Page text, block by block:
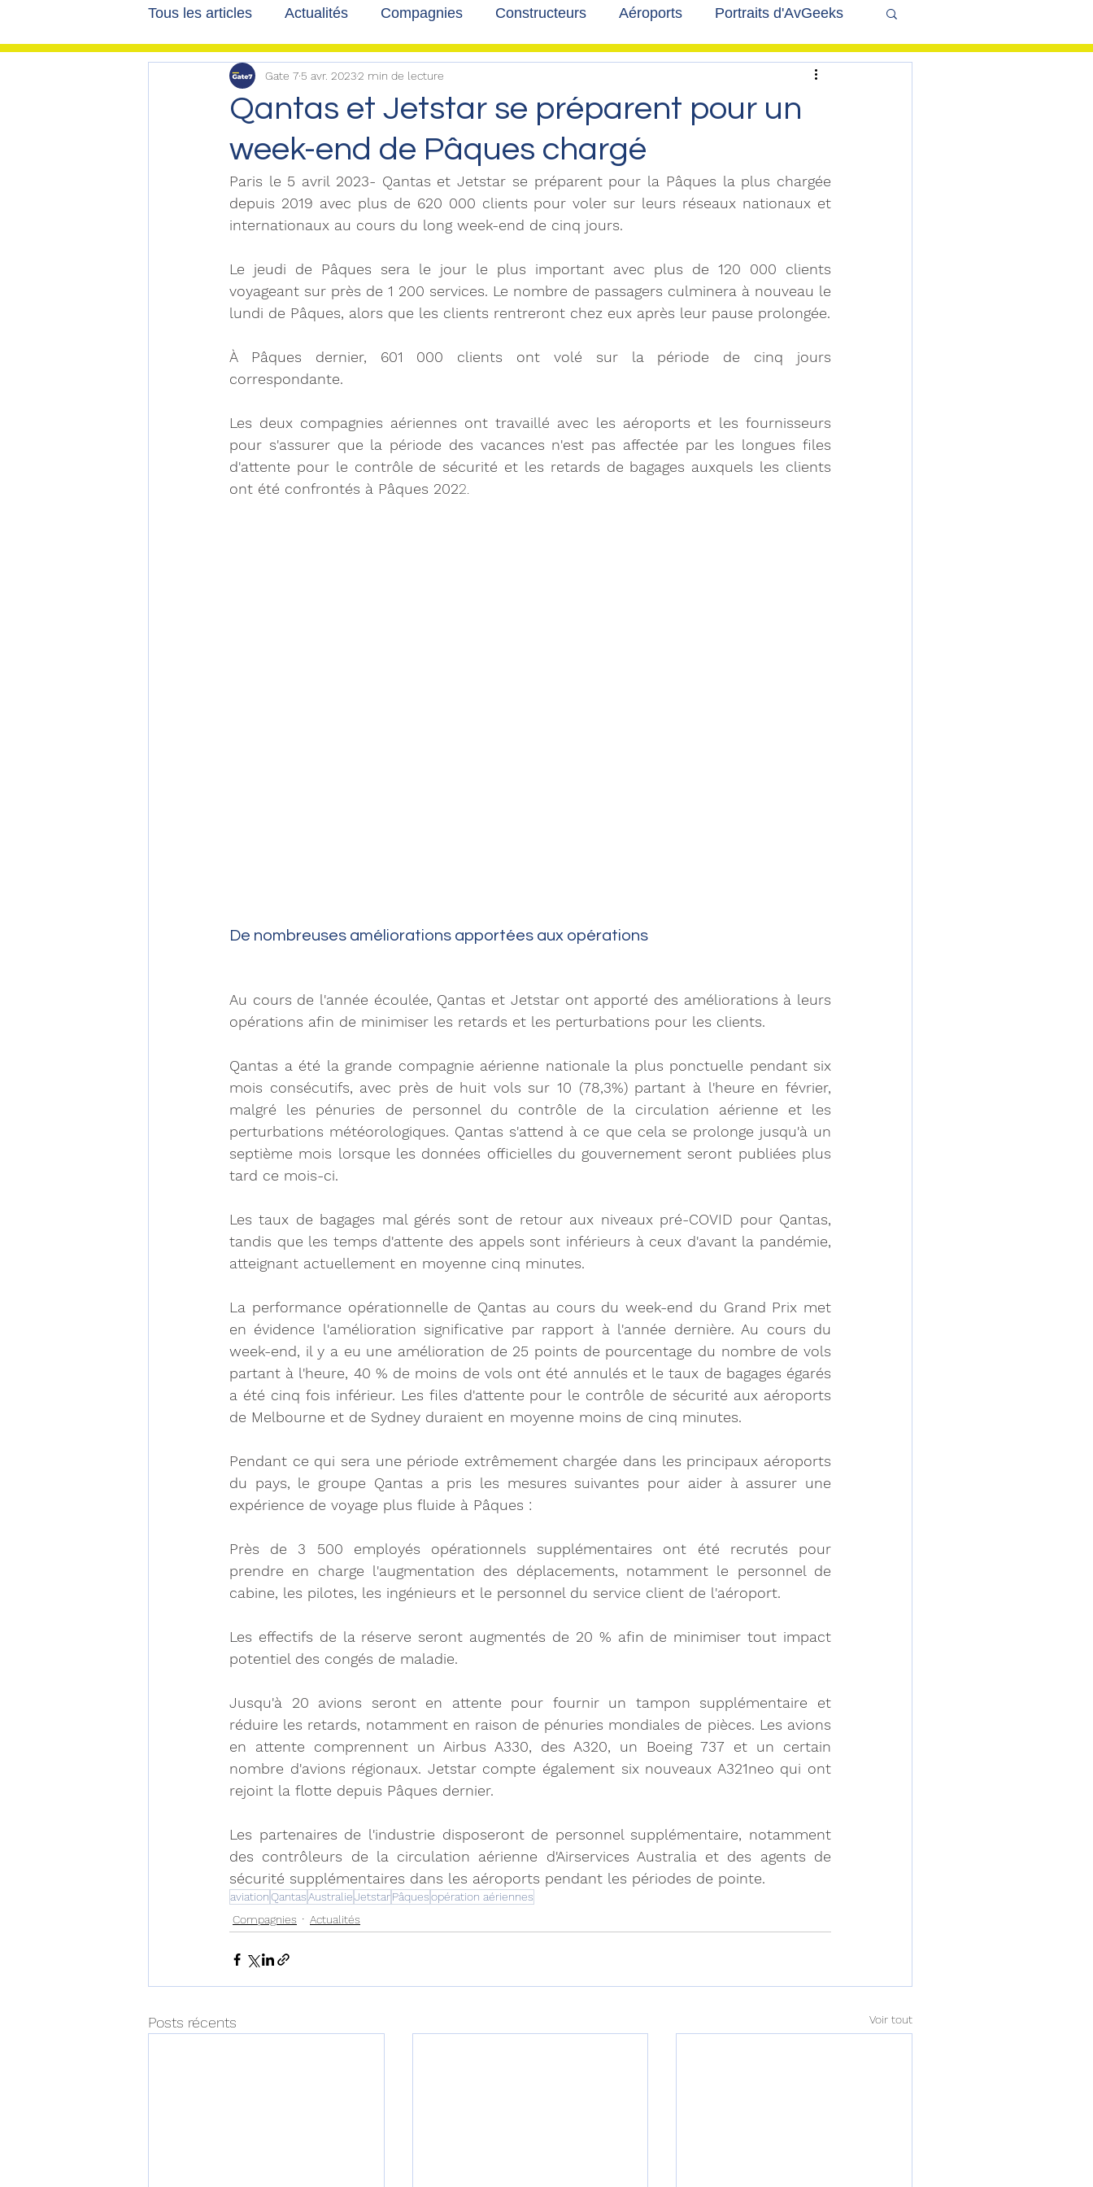
Tous les articles Actualités Compagnies Constructeurs Aéroports Portraits d'AvGeeks
Les tribunes de Gate7 album photo Coté Coulisses
Voyages Reportages
Qantas et Jetstar se préparent pour un
week-end de Pâques chargé
Gate 7 5 avr. 20232 min de lecture
Paris le 5 avril 2023- Qantas et Jetstar se préparent pour la Pâques la plus chargée
depuis 2019 avec plus de 620 000 clients pour voler sur leurs réseaux nationaux et
internationaux au cours du long week-end de cinq jours.
Le jeudi de Pâques sera le jour le plus important avec plus de 120 000 clients
voyageant sur près de 1 200 services. Le nombre de passagers culminera à nouveau le
lundi de Pâques, alors que les clients rentreront chez eux après leur pause prolongée.
À Pâques dernier, 601 000 clients ont volé sur la période de cinq jours
correspondante.
Les deux compagnies aériennes ont travaillé avec les aéroports et les fournisseurs
pour s'assurer que la période des vacances n'est pas affectée par les longues files
d'attente pour le contrôle de sécurité et les retards de bagages auxquels les clients
ont été confrontés à Pâques 2022.
De nombreuses améliorations apportées aux opérations
Au cours de l'année écoulée, Qantas et Jetstar ont apporté des améliorations à leurs
opérations afin de minimiser les retards et les perturbations pour les clients.
Qantas a été la grande compagnie aérienne nationale la plus ponctuelle pendant six
mois consécutifs, avec près de huit vols sur 10 (78,3%) partant à l'heure en février,
malgré les pénuries de personnel du contrôle de la circulation aérienne et les
perturbations météorologiques. Qantas s'attend à ce que cela se prolonge jusqu'à un
septième mois lorsque les données officielles du gouvernement seront publiées plus
tard ce mois-ci.
Les taux de bagages mal gérés sont de retour aux niveaux pré-COVID pour Qantas,
tandis que les temps d'attente des appels sont inférieurs à ceux d'avant la pandémie,
atteignant actuellement en moyenne cinq minutes.
La performance opérationnelle de Qantas au cours du week-end du Grand Prix met
en évidence l'amélioration significative par rapport à l'année dernière. Au cours du
week-end, il y a eu une amélioration de 25 points de pourcentage du nombre de vols
partant à l'heure, 40 % de moins de vols ont été annulés et le taux de bagages égarés
a été cinq fois inférieur. Les files d'attente pour le contrôle de sécurité aux aéroports
de Melbourne et de Sydney duraient en moyenne moins de cinq minutes.
Pendant ce qui sera une période extrêmement chargée dans les principaux aéroports
du pays, le groupe Qantas a pris les mesures suivantes pour aider à assurer une
expérience de voyage plus fluide à Pâques :
Près de 3 500 employés opérationnels supplémentaires ont été recrutés pour
prendre en charge l'augmentation des déplacements, notamment le personnel de
cabine, les pilotes, les ingénieurs et le personnel du service client de l'aéroport.
Les effectifs de la réserve seront augmentés de 20 % afin de minimiser tout impact
potentiel des congés de maladie.
Jusqu'à 20 avions seront en attente pour fournir un tampon supplémentaire et
réduire les retards, notamment en raison de pénuries mondiales de pièces. Les avions
en attente comprennent un Airbus A330, des A320, un Boeing 737 et un certain
nombre d'avions régionaux. Jetstar compte également six nouveaux A321neo qui ont
rejoint la flotte depuis Pâques dernier.
Les partenaires de l'industrie disposeront de personnel supplémentaire, notamment
des contrôleurs de la circulation aérienne d'Airservices Australia et des agents de
sécurité supplémentaires dans les aéroports pendant les périodes de pointe.
aviationQantasAustralieJetstarPâquesopération aériennes
Compagnies
Actualités
Posts récents Voir tout